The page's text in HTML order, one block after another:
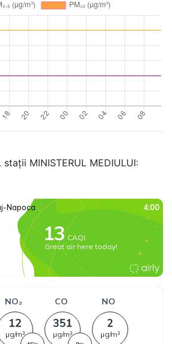
MINISTERUL MEDIULUI: